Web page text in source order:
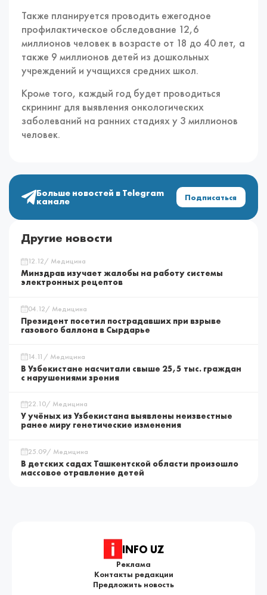
Другие новости
12.12/ Медицина
Минздрав изучает жалобы на работу системы
электронных рецептов
04.12/ Медицина
Президент посетил пострадавших при взрыве
газового баллона в Сырдарье
14.11/ Медицина
В Узбекистане насчитали свыше 25,5 тыс. граждан
с нарушениями зрения
22.10/ Медицина
У учёных из Узбекистана выявлены неизвестные
ранее миру генетические изменения
25.09/ Медицина
В детских садах Ташкентской области произошло
массовое отравление детей
Также планируется проводить ежегодное
профилактическое обследование 12,6
миллионов человек в возрасте от 18 до 40 лет, а
также 9 миллионов детей из дошкольных
учреждений и учащихся средних школ.
Кроме того, каждый год будет проводиться
скрининг для выявления онкологических
заболеваний на ранних стадиях у 3 миллионов
человек.
Больше новостей в Telegram
канале Подписаться
INFO UZ
Реклама
Контакты редакции
Предложить новость